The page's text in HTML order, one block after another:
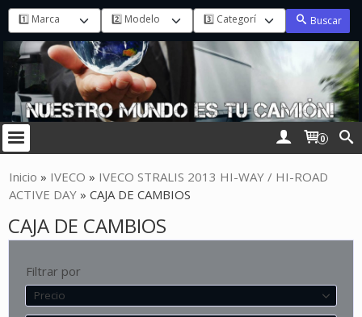
Buscar
0
Inicio » IVECO » IVECO STRALIS 2013 HI-WAY / HI-ROAD
ACTIVE DAY » CAJA DE CAMBIOS
CAJA DE CAMBIOS
Filtrar por
Precio